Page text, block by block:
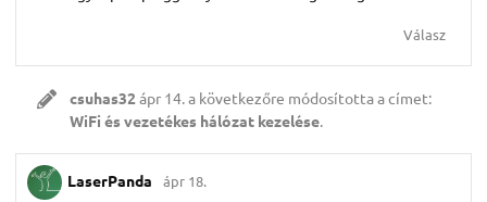
Válasz
csuhas32ápr 14.a következőre módosította a címet:
WiFi és vezetékes hálózat kezelése.
LaserPanda ápr 18.